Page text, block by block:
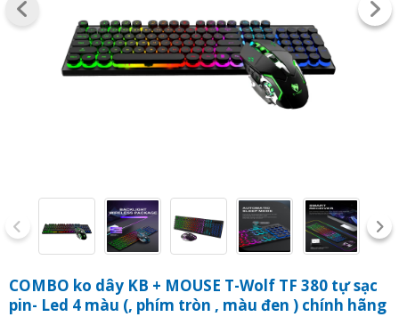
COMBO ko dây KB + MOUSE T-Wolf TF 380 tự sạc
pin- Led 4 màu (, phím tròn , màu đen ) chính hãng